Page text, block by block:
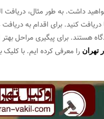
داشت. به طور مثال، دریافت
کنید. برای اقدام به دریافت
هستند. برای پیگیری مراحل
تهران را معرفی کرده ایم. با کلیک